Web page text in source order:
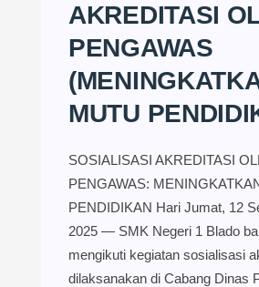
AKREDITASI
PENGAWAS
MUTU
SOSIALISASI AKREDITASI
PENGAWAS:
PENDIDIKAN Hari Jumat, 12
2025 — SMK Negeri 1 Blado
mengikuti kegiatan sosialisasi
dilaksanakan di Cabang Dinas